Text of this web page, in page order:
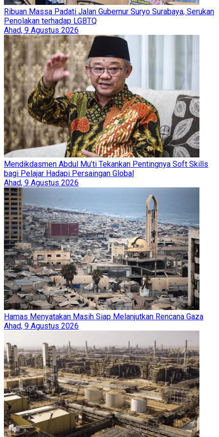
Ribuan Massa Padati Jalan Gubernur Suryo Surabaya, Serukan
Penolakan terhadap LGBTQ
Ahad, 9 Agustus 2026
Mendikdasmen Abdul Mu’ti Tekankan Pentingnya Soft Skills
bagi Pelajar Hadapi Persaingan Global
Ahad, 9 Agustus 2026
Hamas Menyatakan Masih Siap Melanjutkan Rencana Gaza
Ahad, 9 Agustus 2026